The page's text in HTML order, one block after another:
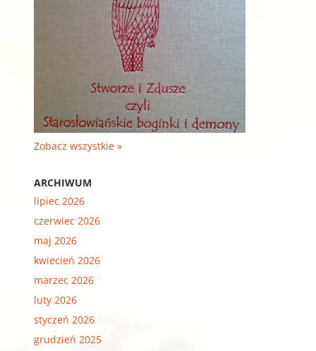
Zobacz wszystkie »
ARCHIWUM
lipiec 2026
czerwiec 2026
maj 2026
kwiecień 2026
marzec 2026
luty 2026
styczeń 2026
grudzień 2025